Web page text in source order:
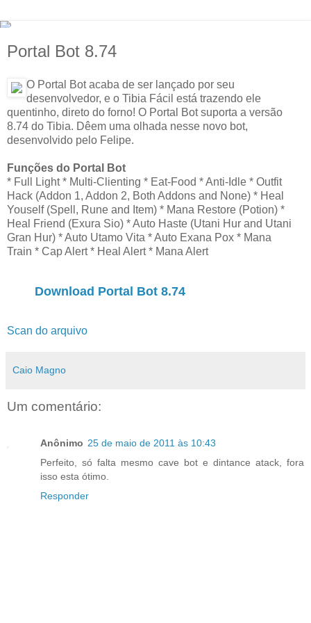
Portal Bot 8.74
O Portal Bot acaba de ser lançado por seu
desenvolvedor, e o Tibia Fácil está trazendo ele
quentinho, direto do forno! O Portal Bot suporta a versão
8.74 do Tibia. Dêem uma olhada nesse novo bot,
desenvolvido pelo Felipe.
Funções do Portal Bot
* Full Light * Multi-Clienting * Eat-Food * Anti-Idle * Outfit
Hack (Addon 1, Addon 2, Both Addons and None) * Heal
Youself (Spell, Rune and Item) * Mana Restore (Potion) *
Heal Friend (Exura Sio) * Auto Haste (Utani Hur and Utani
Gran Hur) * Auto Utamo Vita * Auto Exana Pox * Mana
Train * Cap Alert * Heal Alert * Mana Alert
Download Portal Bot 8.74
Scan do arquivo
Caio Magno
Um comentário:
Anônimo 25 de maio de 2011 às 10:43
Perfeito, só falta mesmo cave bot e dintance atack, fora
isso esta ótimo.
Responder